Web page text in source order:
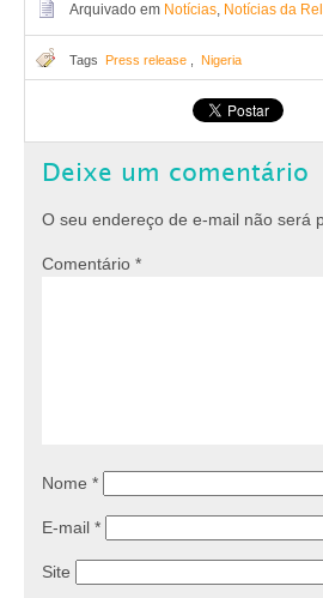
Arquivado em Notícias, Notícias da
Tags Press release Nigeria
Deixe um comentário
O seu endereço de e-mail não será
Comentário *
Nome *
E-mail *
Site